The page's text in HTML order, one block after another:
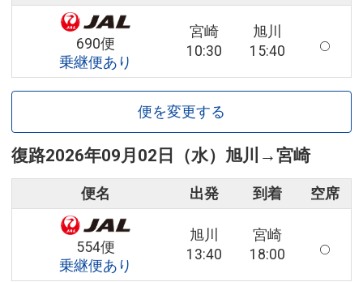
690便
乗継便あり
宮崎
10:30
旭川
15:40
便を変更する
復路2026年09月02日（水） 旭川 →宮崎
便名 出発 到着 空席
554便
乗継便あり
旭川
13:40
宮崎
18:00